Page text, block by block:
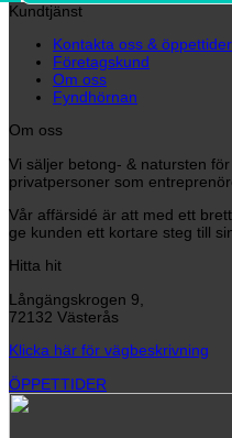
Kundtjänst
Kontakta oss & öppettider
Företagskund
Om oss
Fyndhörnan
Om oss
Vi säljer betong- & natursten
privatpersoner som
Vår affärsidé är att med ett
ge kunden ett kortare steg till
Hitta hit
Långängskrogen 9,
72132 Västerås
Klicka här för vägbeskrivning
ÖPPETTIDER